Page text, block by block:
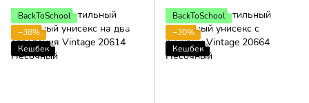
BackToSchool
−38%
Кешбек
BackToSchool
−30%
Кешбек